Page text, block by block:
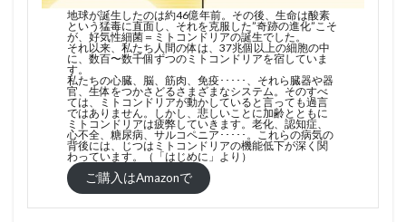
地球が誕生したのは約46億年前。その後、生命は酸素
という猛毒に直面し、それを克服した”奇跡の進化”こそ
が、好気性細菌＝ミトコンドリアの誕生でした。
それ以来、私たち人間の体は、37兆個以上の細胞の中
に、数百〜数千個ずつのミトコンドリアを宿していま
す。
私たちの心臓、脳、筋肉、免疫･････、それら臓器や器
官、生体をつかさどるさまざまなシステム。そのすべ
ては、ミトコンドリアが動かしていると言っても過言
ではありません。しかし、悲しいことに加齢とともに
ミトコンドリアは疲弊していきます。老化、認知症、
心不全、糖尿病、サルコペニア･････。これらの病気の
背後には、じつはミトコンドリアの機能低下が深く関
わっています。（「はじめに」より）
ご購入はAmazonで